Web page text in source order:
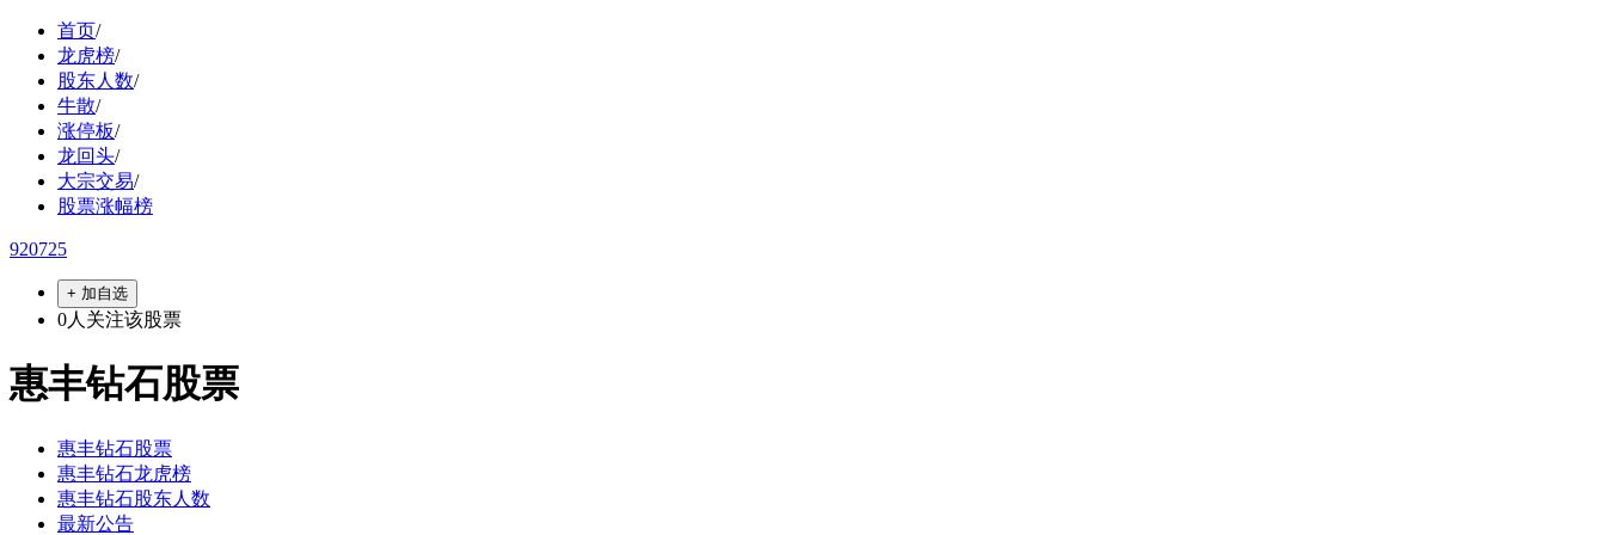
首页/
龙虎榜/
股东人数/
牛散/
涨停板/
龙回头/
大宗交易/
股票涨幅榜
920725
+ 加自选
0人关注该股票
惠丰钻石股票
惠丰钻石股票
惠丰钻石龙虎榜
惠丰钻石股东人数
最新公告